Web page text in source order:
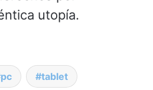
utopía.
pc tablet